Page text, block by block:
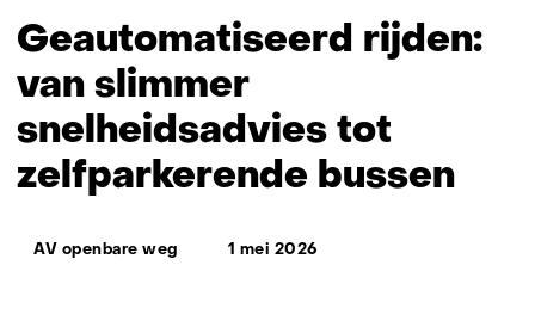
slimmer
zelfparkerende
bussen
Geautomatiseerd rijden:
van slimmer
snelheidsadvies tot
zelfparkerende bussen
Thema:
AV openbare weg 1 mei 2026